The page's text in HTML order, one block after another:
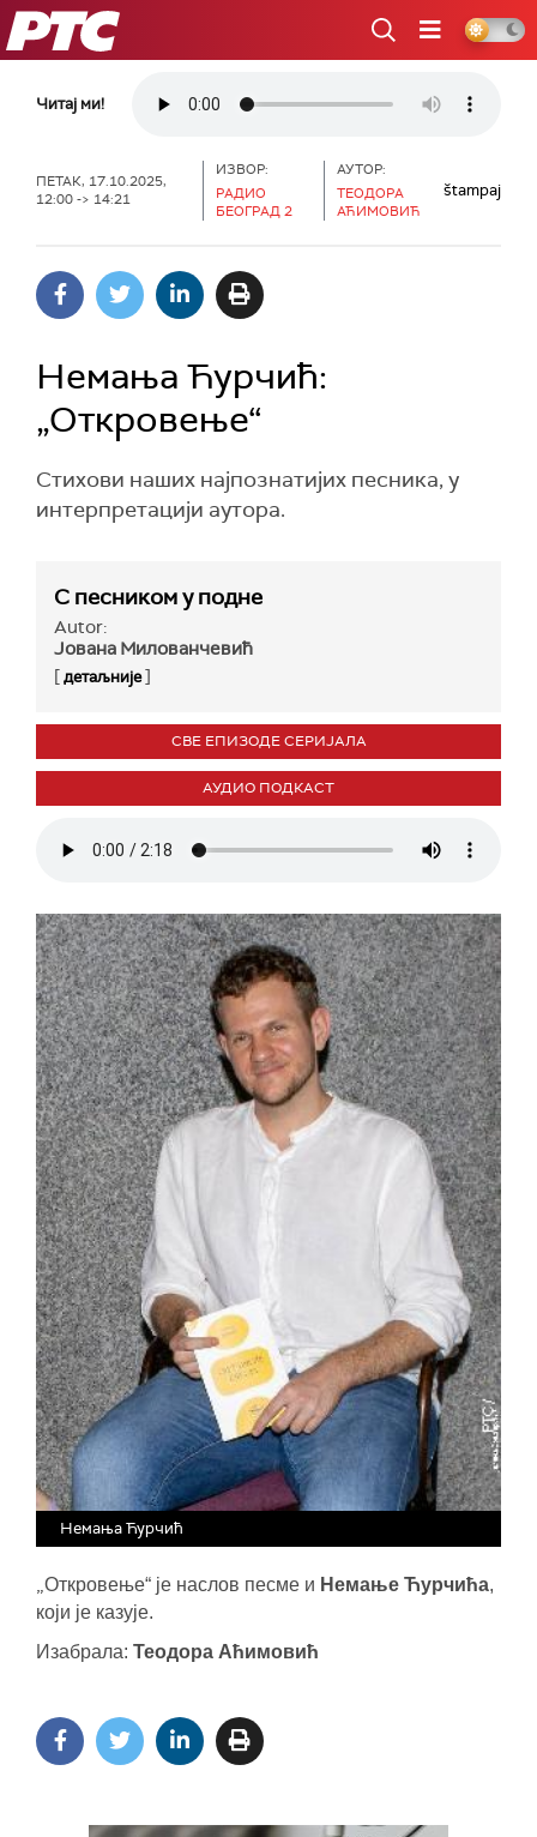
РТС
Читај ми!
ПЕТАК, 17.10.2025,
12:00 -> 14:21
ИЗВОР:
РАДИО
БЕОГРАД 2
АУТОР:
ТЕОДОРА
АЋИМОВИЋ
štampaj
Немања Ћурчић:
„Откровење“
Стихови наших најпознатијих песника, у
интерпретацији аутора.
С песником у подне
Autor:
Јована Милованчевић
[детаљније]
СВЕ ЕПИЗОДЕ СЕРИЈАЛА
АУДИО ПОДКАСТ
Немања Ћурчић
„Откровење“ је наслов песме и Немање Ћурчића,
који је казује.
Изабрала: Теодора Аћимовић